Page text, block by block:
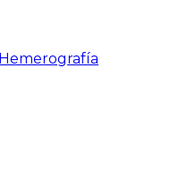
Hemerografía